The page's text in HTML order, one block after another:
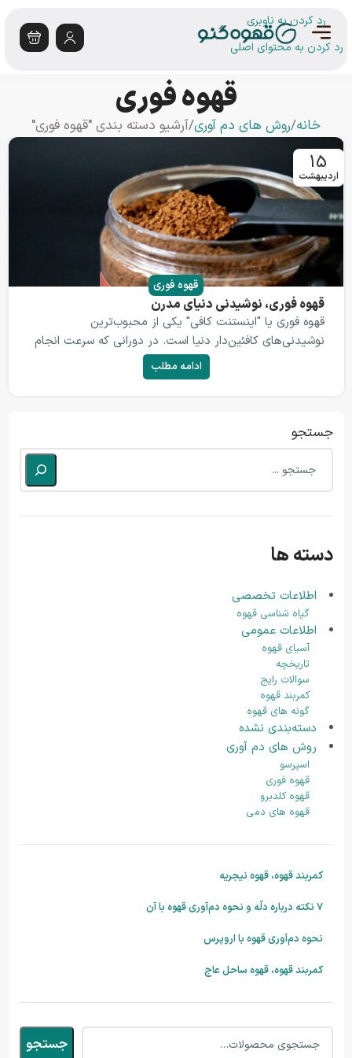
رد کردن به ناوبری
رد کردن به محتوای اصلی
قهوه فوری
خانه روش های دم آوری آرشیو دسته بندی "قهوه فوری"
جستجو
دسته ها
اطلاعات تخصصی
گیاه شناسی قهوه
اطلاعات عمومی
آسیای قهوه
تاریخچه
سوالات رایج
کمربند قهوه
گونه های قهوه
دسته‌بندی نشده
روش های دم آوری
اسپرسو
قهوه فوری
قهوه کلدبرو
قهوه های دمی
کمربند قهوه، قهوه نیجریه
۷ نکته درباره دلّه و نحوه دم‌آوری قهوه با آن
نحوه دم‌آوری قهوه با اروپرس
کمربند قهوه، قهوه ساحل عاج
جستجو
15
اردیبهشت
قهوه فوری
قهوه فوری، نوشیدنی دنیای مدرن
قهوه فوری یا "اینستنت کافی" یکی از محبوب‌ترین
نوشیدنی‌های کافئین‌دار دنیا است. در دورانی که سرعت انجام
ادامه مطلب